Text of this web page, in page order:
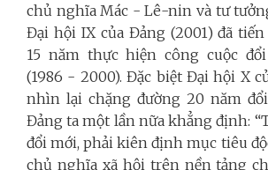
chủ nghĩa Mác - Lê-nin và tư
Đại hội IX của Đảng (2001) đã
15 năm thực hiện công cuộc
(1986 - 2000). Đặc biệt Đại hội X
nhìn lại chặng đường 20 năm
Đảng ta một lần nữa khẳng định:
đổi mới, phải kiên định mục tiêu
chủ nghĩa xã hội trên nền tảng